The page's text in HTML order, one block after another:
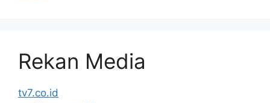
Rekan Media
tv7.co.id